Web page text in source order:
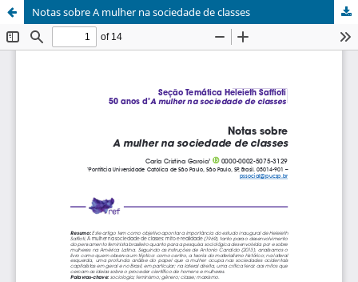
Notas sobre A mulher na sociedade de classes